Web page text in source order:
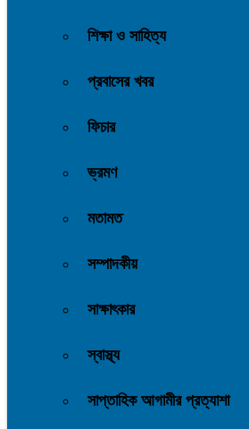
শিক্ষা ও সাহিত্য
প্রবাসের খবর
ফিচার
ভ্রমণ
মতামত
সম্পাদকীয়
সাক্ষাৎকার
স্বাস্থ্য
সাপ্তাহিক আগামীর প্রত্যাশা